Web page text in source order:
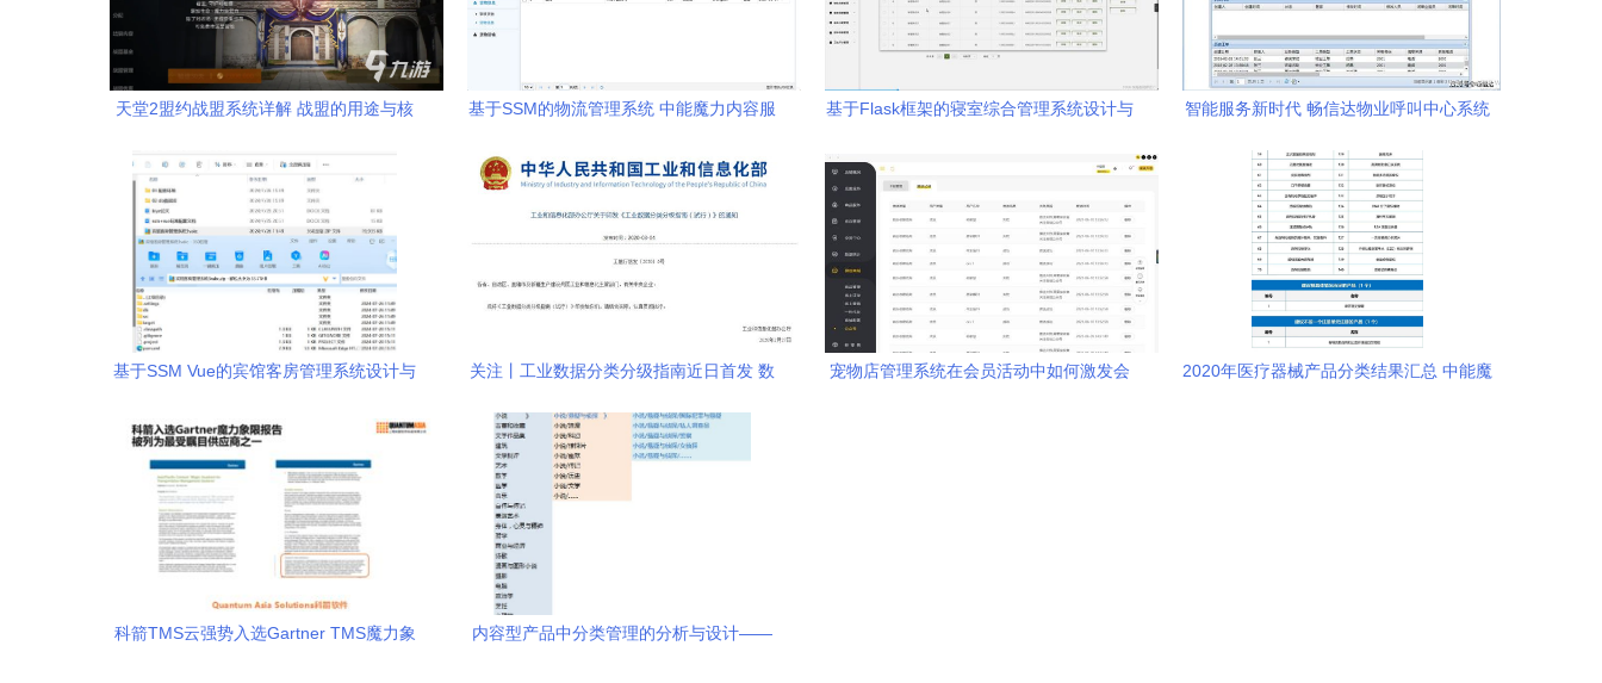
天堂2盟约战盟系统详解 战盟的用途与核
基于SSM的物流管理系统 中能魔力内容服
基于Flask框架的寝室综合管理系统设计与
智能服务新时代 畅信达物业呼叫中心系统
基于SSM Vue的宾馆客房管理系统设计与
关注丨工业数据分类分级指南近日首发 数
宠物店管理系统在会员活动中如何激发会
2020年医疗器械产品分类结果汇总 中能魔
科箭TMS云强势入选Gartner TMS魔力象
内容型产品中分类管理的分析与设计——